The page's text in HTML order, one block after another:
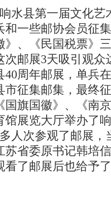
县第一届文化艺
和一些邮协会员征
》、《民国税票》
邮展3天吸引观众
40周年邮展，单兵
市征集邮集，最终
国旗国徽》、《南
馆展览大厅举办了
人次参观了邮展，
苏省委原书记韩培
看了邮展后也给予